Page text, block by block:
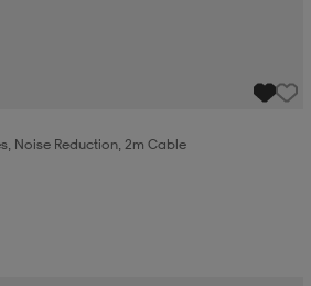
Noise Reduction, 2m Cable